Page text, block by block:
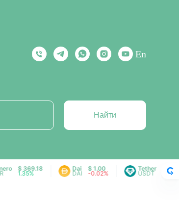
En
Найти
$ 369.18
1.35%
Dai
DAI
$ 1.00
-0.02%
Tether
USDT
$ 0.999
0.02%